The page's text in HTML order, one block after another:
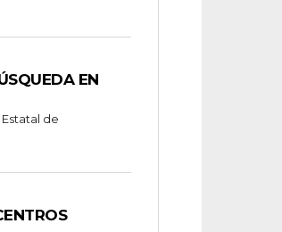
EN
de